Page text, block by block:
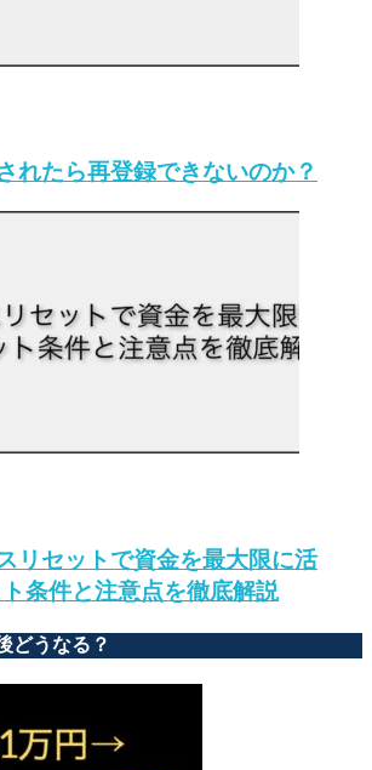
れたら再登録できないのか？
リセットで資金を最大限に活
条件と注意点を徹底解説
どうなる？